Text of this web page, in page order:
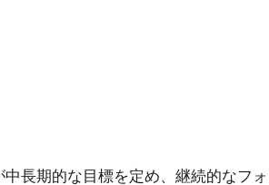
長期的な目標を定め、継続的なフォ